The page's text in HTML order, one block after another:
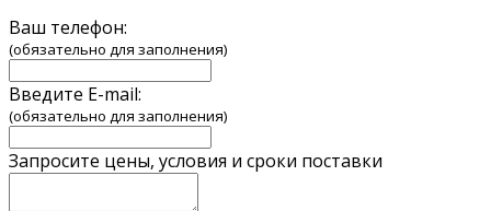
Ваш телефон:
(обязательно для заполнения)
Введите E-mail:
(обязательно для заполнения)
Запросите цены, условия и сроки поставки